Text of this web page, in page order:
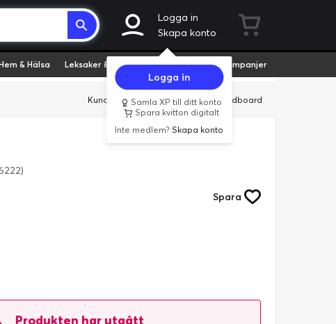
Logga in
Skapa konto
Logga in
Samla XP till ditt konto
Spara kvitton digitalt
Inte medlem?Skapa konto
& Hälsa Leksaker & Hobby Fyndvaror Kampanjer
Kundservice Butiker Företag Cardboard
Spara
Produkten har utgått